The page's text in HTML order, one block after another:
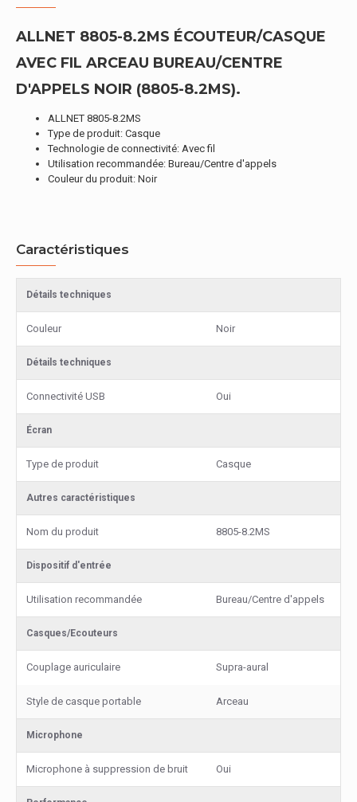
ALLNET 8805-8.2MS ÉCOUTEUR/CASQUE
AVEC FIL ARCEAU BUREAU/CENTRE
D'APPELS NOIR (8805-8.2MS).
ALLNET 8805-8.2MS
Type de produit: Casque
Technologie de connectivité: Avec fil
Utilisation recommandée: Bureau/Centre d'appels
Couleur du produit: Noir
Caractéristiques
Détails techniques
Couleur Noir
Détails techniques
Connectivité USB Oui
Écran
Type de produit Casque
Autres caractéristiques
Nom du produit 8805-8.2MS
Dispositif d'entrée
Utilisation recommandée Bureau/Centre d'appels
Casques/Ecouteurs
Couplage auriculaire Supra-aural
Style de casque portable Arceau
Microphone
Microphone à suppression de bruit Oui